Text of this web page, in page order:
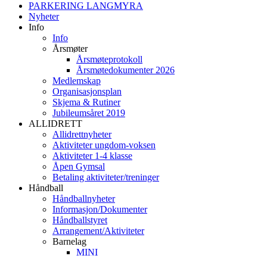
PARKERING LANGMYRA
Nyheter
Info
Info
Årsmøter
Årsmøteprotokoll
Årsmøtedokumenter 2026
Medlemskap
Organisasjonsplan
Skjema & Rutiner
Jubileumsåret 2019
ALLIDRETT
Allidrettnyheter
Aktiviteter ungdom-voksen
Aktiviteter 1-4 klasse
Åpen Gymsal
Betaling aktiviteter/treninger
Håndball
Håndballnyheter
Informasjon/Dokumenter
Håndballstyret
Arrangement/Aktiviteter
Barnelag
MINI